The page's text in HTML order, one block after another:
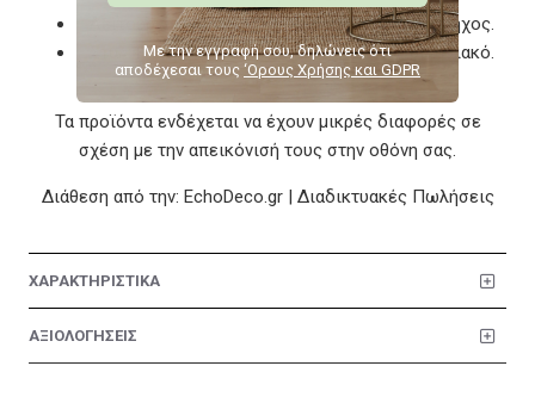
Λειτουργίες: Ενσωματωμένος φωτισμός και ήχος.
Στυλ: Halloween – spooky, θεατρικό, εντυπωσιακό.
Τα προϊόντα ενδέχεται να έχουν μικρές διαφορές σε
σχέση με την απεικόνισή τους στην οθόνη σας.
Διάθεση από την: EchoDeco.gr | Διαδικτυακές Πωλήσεις
ΧΑΡΑΚΤΗΡΙΣΤΙΚΑ
ΑΞΙΟΛΟΓΗΣΕΙΣ
Με την εγγραφή σου, δηλώνεις ότι
αποδέχεσαι τους ‘Ορους Χρήσης και GDPR